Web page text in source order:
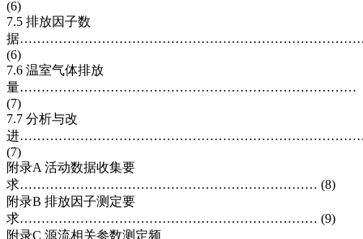
(6)
7.5 排放因子数
据
(6)
7.6 温室气体排放
量……………………………………………………………………
(7)
7.7 分析与改
进
(7)
附录A 活动数据收集要
求…………………………………………………………… (8)
附录B 排放因子测定要
求…………………………………………………………… (9)
附录C 源流相关参数测定频